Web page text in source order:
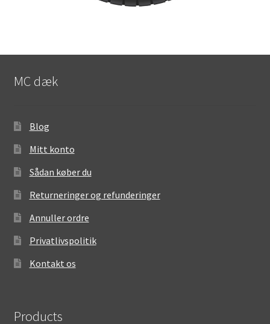
MC dæk
Blog
Mitt konto
Sådan køber du
Returneringer og refunderinger
Annuller ordre
Privatlivspolitik
Kontakt os
Products